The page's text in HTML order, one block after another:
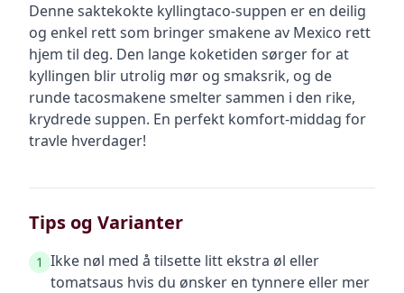
Denne saktekokte kyllingtaco-suppen er en deilig
og enkel rett som bringer smakene av Mexico rett
hjem til deg. Den lange koketiden sørger for at
kyllingen blir utrolig mør og smaksrik, og de
runde tacosmakene smelter sammen i den rike,
krydrede suppen. En perfekt komfort-middag for
travle hverdager!
Tips og Varianter
1 Ikke nøl med å tilsette litt ekstra øl eller
tomatsaus hvis du ønsker en tynnere eller mer